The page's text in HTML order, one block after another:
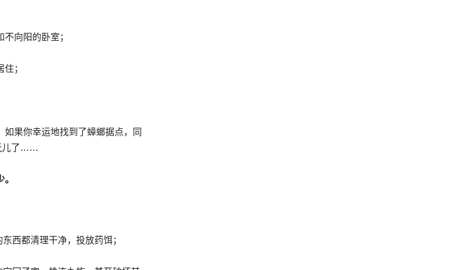
向阳的卧室；
；
果你幸运地找到了蟑螂据点，同
儿了……
西都清理干净，投放药饵；